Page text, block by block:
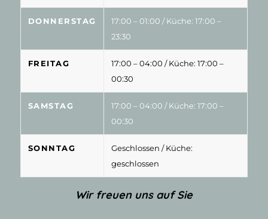
DONNERSTAG 17:00 – 01:00 / Küche: 17:00 –
23:30
FREITAG 17:00 – 04:00 / Küche: 17:00 –
00:30
SAMSTAG 17:00 – 04:00 / Küche: 17:00 –
00:30
SONNTAG Geschlossen / Küche:
geschlossen
Wir freuen uns auf Sie